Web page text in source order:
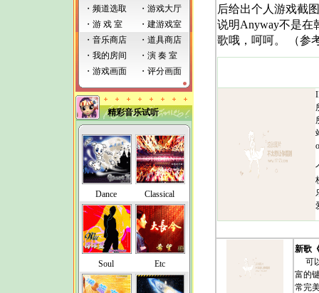
・ 频道选取 ・ 游戏大厅
・ 游 戏 室 ・ 建游戏室
・ 音乐商店 ・ 道具商店
・ 我的房间 ・ 演 奏 室
・ 游戏画面 ・ 评分画面
精彩音乐试听
Dance Classical
Soul Etc
后给出个人游戏截
说明Anyway不是在
歌哦，呵呵。 （参
新歌
可以
富的
常完